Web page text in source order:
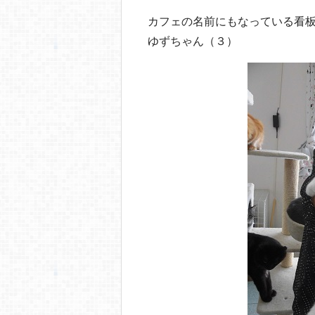
o
k
カフェの名前にもなっている看
ゆずちゃん（３）